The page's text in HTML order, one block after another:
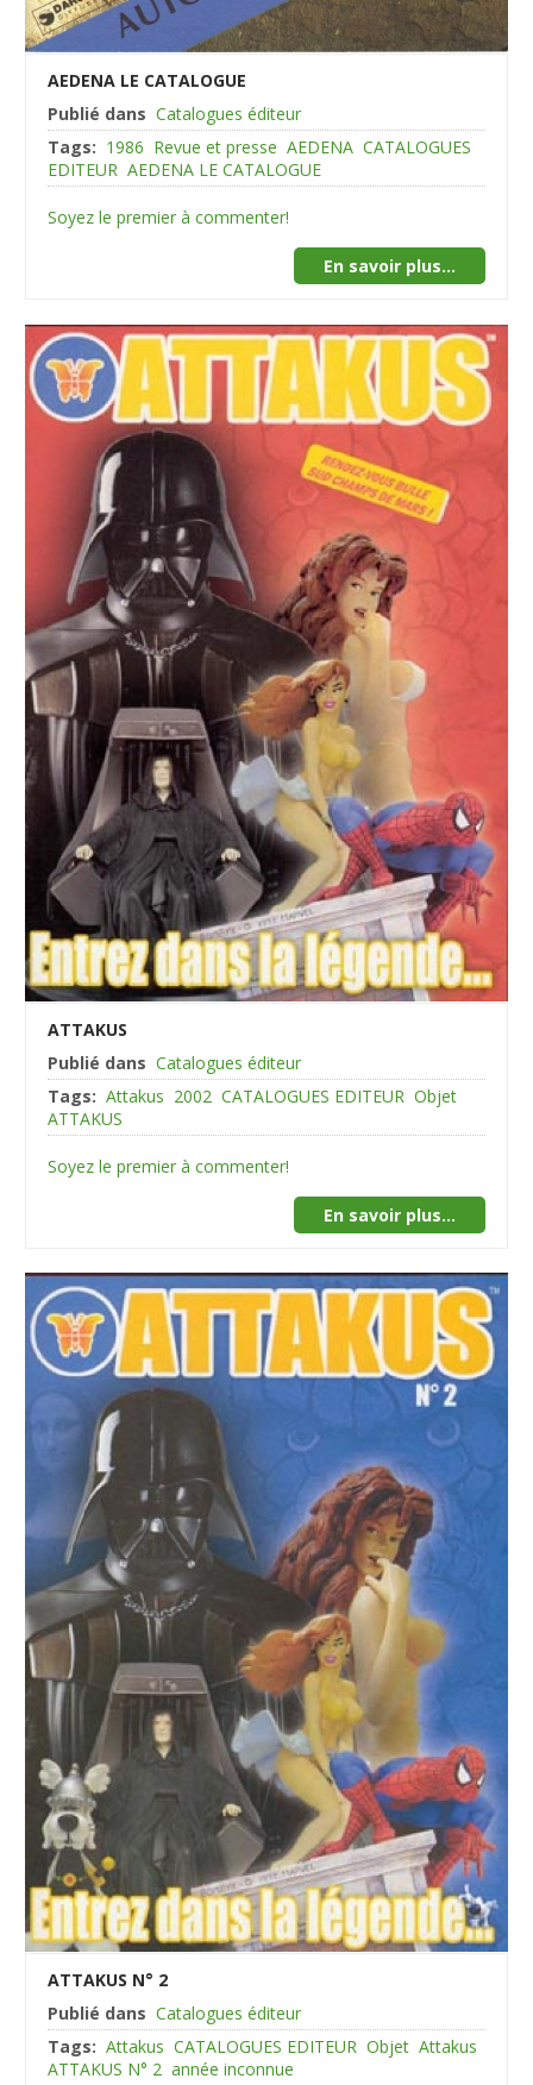
AEDENA LE CATALOGUE
Publié dans Catalogues éditeur
Tags: 1986 Revue et presse AEDENA CATALOGUES
EDITEUR AEDENA LE CATALOGUE
Soyez le premier à commenter!
En savoir plus...
ATTAKUS
Publié dans Catalogues éditeur
Tags: Attakus 2002 CATALOGUES EDITEUR Objet
ATTAKUS
Soyez le premier à commenter!
En savoir plus...
ATTAKUS N° 2
Publié dans Catalogues éditeur
Tags: Attakus CATALOGUES EDITEUR Objet Attakus
ATTAKUS N° 2 année inconnue